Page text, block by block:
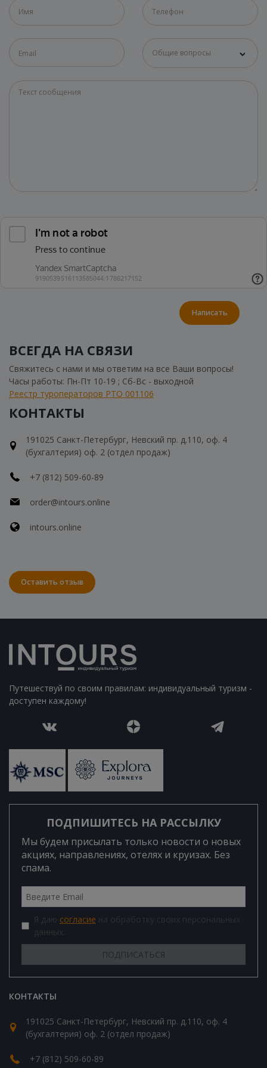
Общие вопросы
Написать
ВСЕГДА НА СВЯЗИ
Свяжитесь с нами и мы ответим на все Ваши вопросы!
Часы работы: Пн-Пт 10-19 ; Сб-Вс - выходной
Реестр туроператоров РТО 001106
КОНТАКТЫ
191025 Санкт-Петербург, Невский пр. д.110, оф. 4
(бухгалтерия) оф. 2 (отдел продаж)
+7 (812) 509-60-89
order@intours.online
intours.online
Оставить отзыв
Путешествуй по своим правилам: индивидуальный туризм -
доступен каждому!
ПОДПИШИТЕСЬ НА РАССЫЛКУ
Мы будем присылать только новости о новых
акциях, направлениях, отелях и круизах. Без
спама.
Я даю согласие на обработку своих персональных
данных.
КОНТАКТЫ
191025 Санкт-Петербург, Невский пр. д.110, оф. 4
(бухгалтерия) оф. 2 (отдел продаж)
+7 (812) 509-60-89